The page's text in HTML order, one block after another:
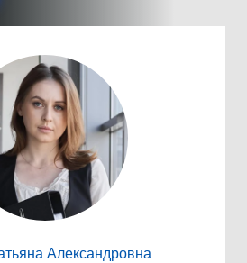
Александровна